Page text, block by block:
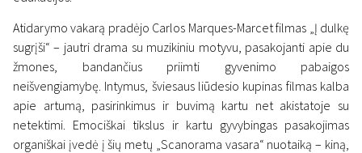
apjungsiantis vasaros kino
sezonas
12 June 2026
Atidarymo vakarą pradėjo Carlos Marques-Marcet filmas „Į dulkę
sugrįši“ – jautri drama su muzikiniu motyvu, pasakojanti apie du
žmones, bandančius priimti gyvenimo pabaigos
neišvengiamybę. Intymus, šviesaus liūdesio kupinas filmas kalba
apie artumą, pasirinkimus ir buvimą kartu net akistatoje su
netektimi. Emociškai tikslus ir kartu gyvybingas pasakojimas
organiškai įvedė į šių metų „Scanorama vasara“ nuotaiką – kiną,